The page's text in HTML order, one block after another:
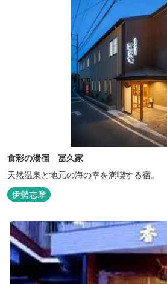
食彩の湯宿 冨久家
天然温泉と地元の海の幸を満喫する宿。
伊勢志摩